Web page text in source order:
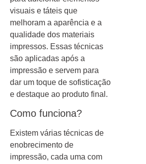
visuais e táteis que
melhoram a aparência e a
qualidade dos materiais
impressos. Essas técnicas
são aplicadas após a
impressão e servem para
dar um toque de sofisticação
e destaque ao produto final.
Como funciona?
Existem várias técnicas de
enobrecimento de
impressão, cada uma com